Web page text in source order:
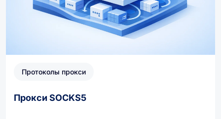
Протоколы прокси
Прокси SOCKS5